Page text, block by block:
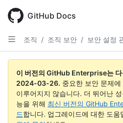
main
content
GitHub Docs
조직 / 조직 보안 / 보안 설정
이 버전의 GitHub Enterprise는 다
2024-03-26. 중요한 보안 문제
이루어지지 않습니다. 더 뛰어난
능을 위해 최신 버전의 GitHub
드합니다. 업그레이드에 대한 도움